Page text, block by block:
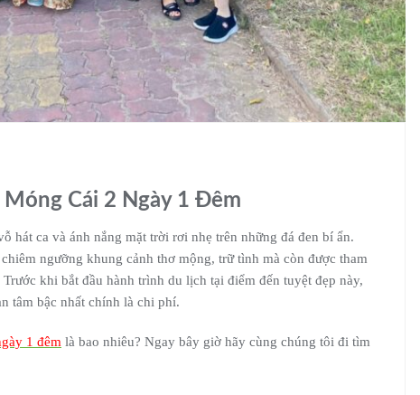
Cái 2 Ngày 1 Đêm
hát ca và ánh nắng mặt trời rơi nhẹ trên những đá đen bí ẩn.
ngưỡng khung cảnh thơ mộng, trữ tình mà còn được tham
khi bắt đầu hành trình du lịch tại điểm đến tuyệt đẹp này,
tâm bậc nhất chính là chi phí.
1 đêm là bao nhiêu? Ngay bây giờ hãy cùng chúng tôi đi tìm